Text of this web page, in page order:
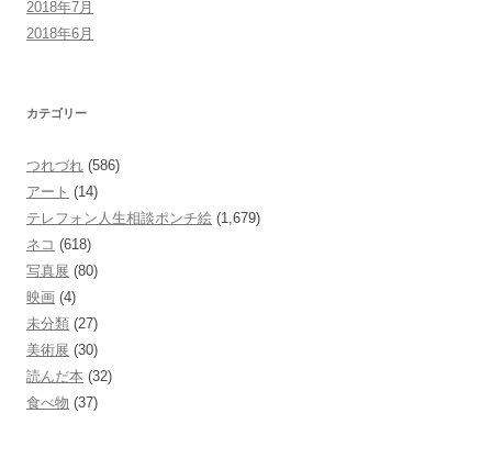
2018年7月
2018年6月
カテゴリー
つれづれ (586)
アート (14)
テレフォン人生相談ポンチ絵 (1,679)
ネコ (618)
写真展 (80)
映画 (4)
未分類 (27)
美術展 (30)
読んだ本 (32)
食べ物 (37)